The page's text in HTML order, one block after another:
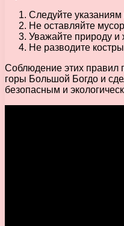
Следуйте
Не оставляйте
Уважайте природу и
Не разводите
Соблюдение этих правил
горы Большой Богдо и
безопасным и